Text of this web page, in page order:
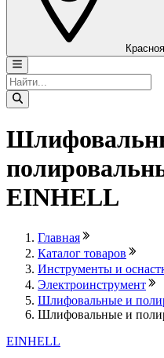
EINHELL
Главная
Каталог товаров
Инструменты и
Электроинструмент
Шлифовальные и
Шлифовальные и
EINHELL